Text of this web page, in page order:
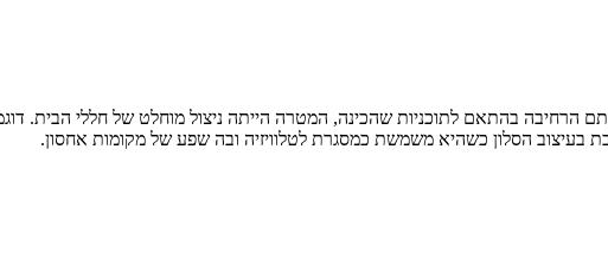
בהתאם לתוכניות שהכינה, המטרה הייתה ניצול מוחלט של חללי הבית.
הסלון כשהיא משמשת כמסגרת לטלוויזיה ובה שפע של מקומות אחסון.